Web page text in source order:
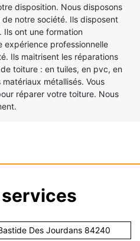
disposition. Nous disposons
de notre société. Ils disposent
Ils ont une formation
expérience professionnelle
Ils maitrisent les réparations
toiture : en tuiles, en pvc, en
métallisés. Vous
réparer votre toiture. Nous
Des Jourdans 84240